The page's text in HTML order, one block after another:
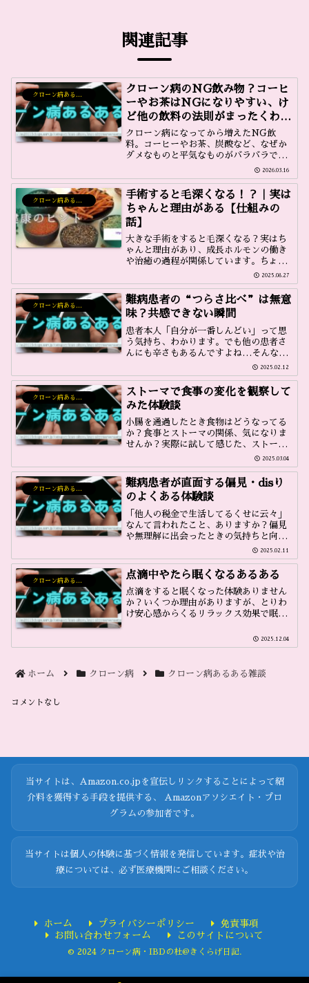
関連記事
クローン病あるある雑談
クローン病のNG飲み物？コーヒ
ーやお茶はNGになりやすい、け
ど他の飲料の法則がまったくわか
らない不思議
クローン病になってから増えたNG飲
料。コーヒーやお茶、炭酸など、なぜか
ダメなものと平気なものがバラバラで法
則がわからない…。きくらげ自身の飲み
物あるある体験談です。
2026.03.16
手術すると毛深くなる！？｜実は
ちゃんと理由がある【仕組みの
話】
大きな手術をすると毛深くなる？実はち
ゃんと理由があり、成長ホルモンの働き
や治癒の過程が関係しています。ちょっ
2025.08.27
クローン病あるある雑談
難病患者の“つらさ比べ”は無意
味？共感できない瞬間
患者本人「自分が一番しんどい」って思
う気持ち、わかります。でも他の患者さ
んにも辛さもあるんですよね…そんな思
2025.02.12
ストーマで食事の変化を観察して
みた体験談
小腸を通過したとき食物はどうなってる
か？食事とストーマの関係、気になりま
せんか？実際に試して感じた、ストーマ
生活のちょっとした発見をお話してま
す。
2025.03.04
クローン病あるある雑談
難病患者が直面する偏見・disり
のよくある体験談
「他人の税金で生活してるくせに云々」
なんて言われたこと、ありますか？偏見
や無理解に出会ったときの気持ちと向き
2025.02.11
点滴中やたら眠くなるあるある
点滴をすると眠くなった体験ありません
か？いくつか理由がありますが、とりわ
け安心感からくるリラックス効果で眠く
2025.12.04
ホーム クローン病 クローン病あるある雑談
コメントなし
当サイトは、Amazon.co.jpを宣伝しリンクすることによって紹
介料を獲得する手段を提供する、 Amazonアソシエイト・プロ
グラムの参加者です。
当サイトは個人の体験に基づく情報を発信しています。症状や治
療については、必ず医療機関にご相談ください。
ホーム プライバシーポリシー
免責事項
お問い合わせフォーム
このサイトについて
© 2024 クローン病・IBDの杜@きくらげ日記.